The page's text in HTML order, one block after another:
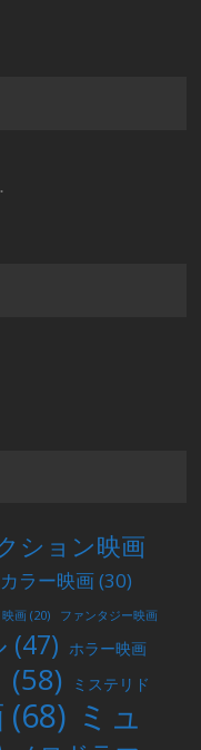
ション映画
カラー映画(30)
映画(20) ファンタジー映画
(47) ホラー映画
(58)
ミステリド
(68) ミュ